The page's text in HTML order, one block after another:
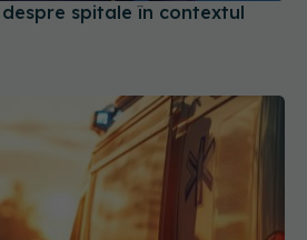
spitale în contextul